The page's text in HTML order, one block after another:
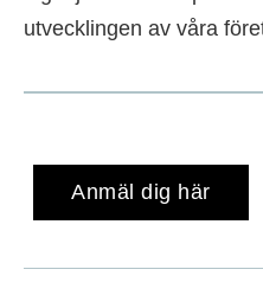
utvecklingen av våra
Anmäl dig här